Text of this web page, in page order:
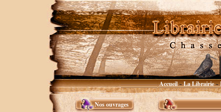
Accueil~La Librairie~
Nos ouvrages